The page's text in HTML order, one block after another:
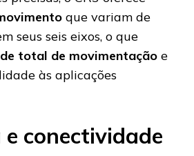
que variam de
seus seis eixos, o que
total de movimentação e
às aplicações
e conectividade